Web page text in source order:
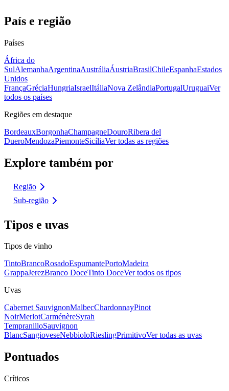
País e região
Países
África do
SulAlemanhaArgentinaAustráliaÁustriaBrasilChileEspanhaEstados
Unidos
FrançaGréciaHungriaIsraelItáliaNova ZelândiaPortugalUruguaiVer
todos os países
Regiões em destaque
BordeauxBorgonhaChampagneDouroRibera del
DueroMendozaPiemonteSicíliaVer todas as regiões
Explore também por
Região
Sub-região
Tipos e uvas
Tipos de vinho
TintoBrancoRosadoEspumantePortoMadeira
GrappaJerezBranco DoceTinto DoceVer todos os tipos
Uvas
Cabernet SauvignonMalbecChardonnayPinot
NoirMerlotCarménèreSyrah
TempranilloSauvignon
BlancSangioveseNebbioloRieslingPrimitivoVer todas as uvas
Pontuados
Críticos